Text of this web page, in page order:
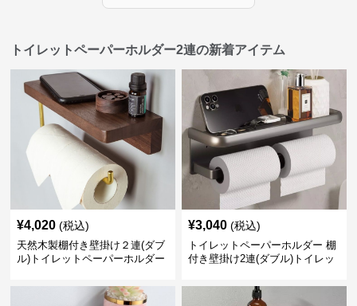
トイレットペーパーホルダー2連の新着アイテム
¥4,020 (税込)
天然木製棚付き壁掛け２連(ダブ
ル)トイレットペーパーホルダー
¥3,040 (税込)
トイレットペーパーホルダー 棚
付き壁掛け2連(ダブル)トイレッ